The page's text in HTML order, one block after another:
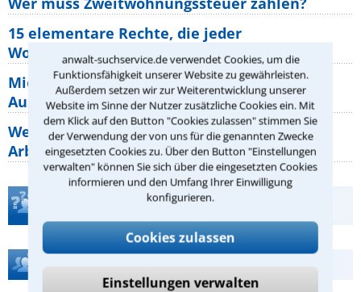
anwalt-suchservice.de verwendet Cookies, um die
Funktionsfähigkeit unserer Website zu gewährleisten.
Außerdem setzen wir zur Weiterentwicklung unserer
Website im Sinne der Nutzer zusätzliche Cookies ein. Mit
dem Klick auf den Button "Cookies zulassen" stimmen Sie
der Verwendung der von uns für die genannten Zwecke
eingesetzten Cookies zu. Über den Button "Einstellungen
verwalten" können Sie sich über die eingesetzten Cookies
informieren und den Umfang Ihrer Einwilligung
konfigurieren.
Cookies zulassen
Einstellungen verwalten
15 elementare Rechte, die jeder
Wohnungseigentümer kennen sollte
Mietpreisbremse 2026: Alle Regeln,
Ausnahmen und Rechte für Mieter
Welche Regeln für Teilnahme, Urlaub,
Arbeitszeit gelten beim
Teste Dein Rechtswissen